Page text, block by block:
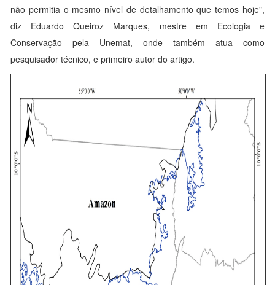
não permitia o mesmo nível de detalhamento que temos hoje",
diz Eduardo Queiroz Marques, mestre em Ecologia e
Conservação pela Unemat, onde também atua como
pesquisador técnico, e primeiro autor do artigo.